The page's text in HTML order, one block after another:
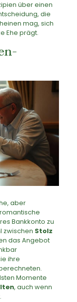
über einen
die
mag, sich
Ehe prägt.
aber
Bankkonto zu
zwischen Stolz
das Angebot
ihre
Momente
, auch wenn